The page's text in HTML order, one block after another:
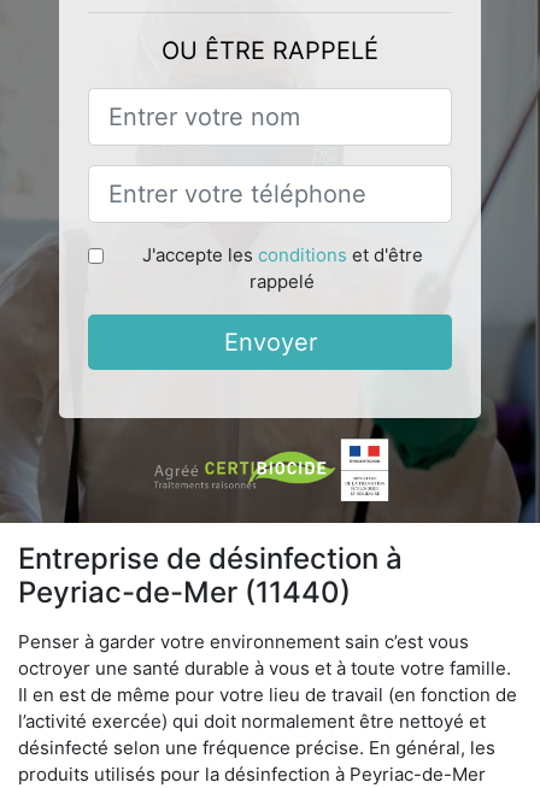
OU ÊTRE RAPPELÉ
J'accepte les conditions et d'être
rappelé
Envoyer
Entreprise de désinfection à
Peyriac-de-Mer (11440)
Penser à garder votre environnement sain c’est vous
octroyer une santé durable à vous et à toute votre famille.
Il en est de même pour votre lieu de travail (en fonction de
l’activité exercée) qui doit normalement être nettoyé et
désinfecté selon une fréquence précise. En général, les
produits utilisés pour la désinfection à Peyriac-de-Mer